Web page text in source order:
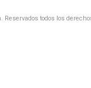
todos los